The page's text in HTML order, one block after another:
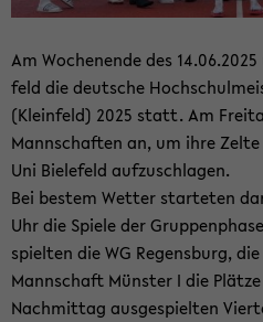
Am Wo­chen­en­de des
feld die deut­sche
(Klein­feld) 2025 statt. Am
Mann­schaf­ten an, um ihre
Uni Bie­le­feld auf­zu­schla­gen.
Bei bes­tem Wet­ter star­te­ten
Uhr die Spie­le der
spiel­ten die WG Re­gens­burg,
Mann­schaft Müns­ter I die
Nach­mit­tag aus­ge­spiel­ten